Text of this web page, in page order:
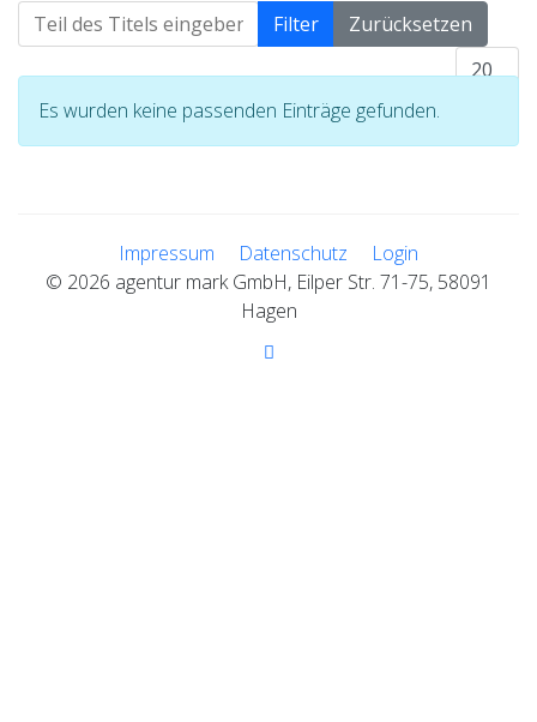
Teil des Titels eingeben Filter
Zurücksetzen
Anzeige
Information
Es wurden keine passenden Einträge gefunden.
Impressum Datenschutz
Login
© 2026 agentur mark GmbH, Eilper Str. 71-75, 58091
Hagen